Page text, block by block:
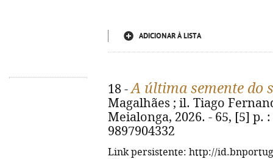
ADICIONAR À LISTA
18 -A última semente do
Magalhães ; il. Tiago
Meialonga, 2026. - 65, [5] p.
9897904332
Link persistente: http://